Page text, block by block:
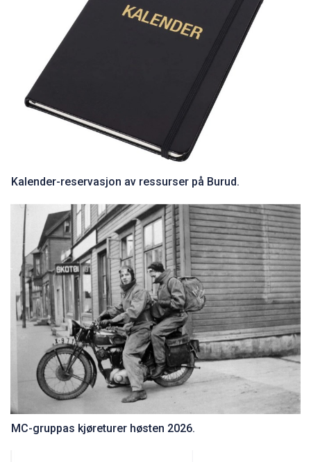
Kalender-reservasjon av ressurser på Burud.
MC-gruppas kjøreturer høsten 2026.